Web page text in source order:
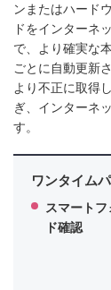
ンまたはハード
ドをインターネ
で、より確実な
ごとに自動更新
より不正に取得
ぎ、インターネ
す。
ワンタイム
スマート
ド確認